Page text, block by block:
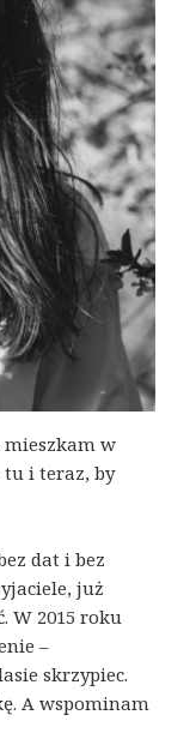
mieszkam w
tu i teraz, by
dat i bez
już
W 2015 roku
–
skrzypiec.
A wspominam